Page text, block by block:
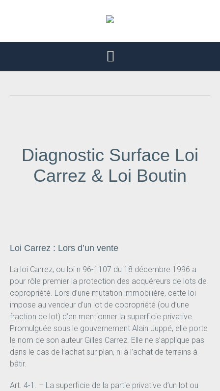
Diagnostic Surface Loi
Carrez & Loi Boutin
Loi Carrez : Lors d’un vente
La loi Carrez, ou loi n 96-1107 du 18 décembre 1996 a
pour rôle premier la protection des acquéreurs de lots de
copropriété. Lors d’une mutation immobilière, cette loi
impose au vendeur d’un lot de copropriété (ou d’une
fraction de lot) d’en mentionner la superficie privative.
Promulguée sous le gouvernement Alain Juppé, elle porte
le nom de son auteur Gilles Carrez. Elle ne s’applique pas
dans le cas de l’achat sur plan, ni à l’achat de terrains à
bâtir.
Art. 4-1. – La superficie de la partie privative d’un lot ou